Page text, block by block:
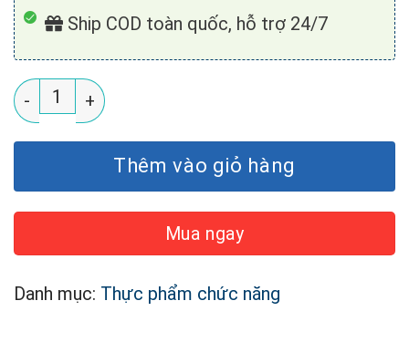
Ship COD toàn quốc, hỗ trợ 24/7
Thực phẩm hỗ trợ xương, răng chắc khỏe NMI
Thêm vào giỏ hàng
Mua ngay
Danh mục: Thực phẩm chức năng